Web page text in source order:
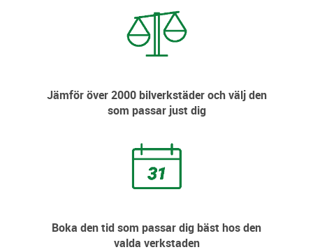
Jämför över 2000 bilverkstäder och välj den
som passar just dig
Boka den tid som passar dig bäst hos den
valda verkstaden